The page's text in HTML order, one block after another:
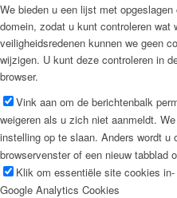
We bieden u een lijst met
domein, zodat u kunt controleren wat
veiligheidsredenen kunnen we geen
wijzigen. U kunt deze controleren in
browser.
Vink aan om de berichtenbalk
weigeren als u zich niet aanmeldt.
instelling op te slaan. Anders wordt u
browservenster of een nieuw tabblad
Klik om essentiële site cookies
Google Analytics Cookies